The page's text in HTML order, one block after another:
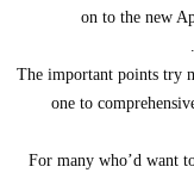
on to
The important
one to
For many